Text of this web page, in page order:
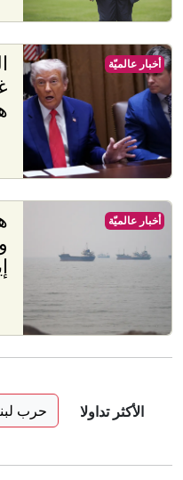
أخبار عالميّة
أخبار عالميّة
الأكثر تداولا حرب